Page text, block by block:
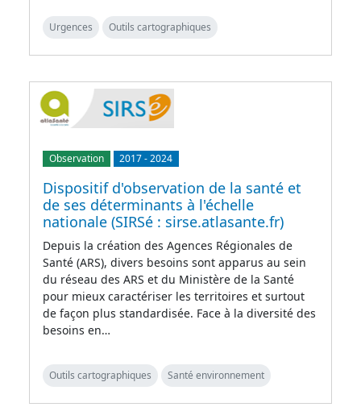
Urgences Outils cartographiques
Observation 2017-2024
Dispositif d'observation de la santé et
de ses déterminants à l'échelle
nationale (SIRSé : sirse.atlasante.fr)
Depuis la création des Agences Régionales de
Santé (ARS), divers besoins sont apparus au sein
du réseau des ARS et du Ministère de la Santé
pour mieux caractériser les territoires et surtout
de façon plus standardisée. Face à la diversité des
besoins en…
Outils cartographiques Santé environnement